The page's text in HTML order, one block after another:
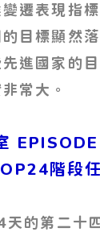
遷表現指
目標顯然
進國家的
常大。
階段
天的第二十